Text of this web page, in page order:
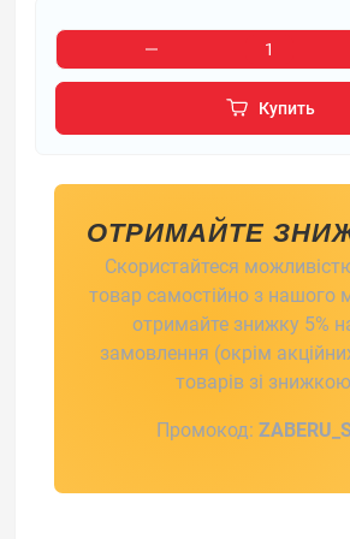
Купить
ОТРИМАЙТЕ
Скористайтеся
товар самостійно з нашого
отримайте знижку 5%
замовлення (окрім
товарів зі
Промокод: